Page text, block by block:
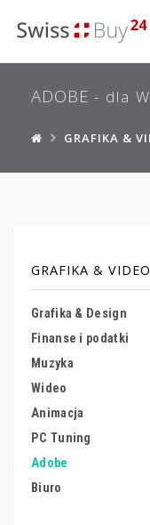
ADOBE - dla
GRAFIKA &
GRAFIKA & VIDEO
Grafika & Design
Finanse i podatki
Muzyka
Wideo
Animacja
PC Tuning
Adobe
Biuro